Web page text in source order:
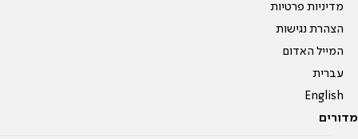
מדיניות פרטיות
הצהרת נגישות
המייל האדום
עברית
English
מדורים